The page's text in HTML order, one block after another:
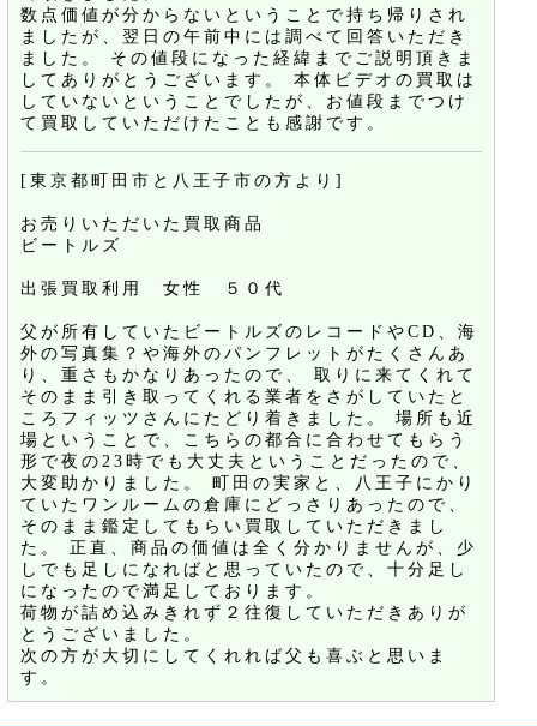
数点価値が分からないということで持ち帰りされ
ましたが、翌日の午前中には調べて回答いただき
ました。 その値段になった経緯までご説明頂きま
してありがとうございます。 本体ビデオの買取は
していないということでしたが、お値段までつけ
て買取していただけたことも感謝です。
[東京都町田市と八王子市の方より]
お売りいただいた買取商品
ビートルズ
出張買取利用 女性 ５０代
父が所有していたビートルズのレコードやCD、海
外の写真集？や海外のパンフレットがたくさんあ
り、重さもかなりあったので、 取りに来てくれて
そのまま引き取ってくれる業者をさがしていたと
ころフィッツさんにたどり着きました。 場所も近
場ということで、こちらの都合に合わせてもらう
形で夜の23時でも大丈夫ということだったので、
大変助かりました。 町田の実家と、八王子にかり
ていたワンルームの倉庫にどっさりあったので、
そのまま鑑定してもらい買取していただきまし
た。 正直、商品の価値は全く分かりませんが、少
しでも足しになればと思っていたので、十分足し
になったので満足しております。
荷物が詰め込みきれず２往復していただきありが
とうございました。
次の方が大切にしてくれれば父も喜ぶと思いま
す。